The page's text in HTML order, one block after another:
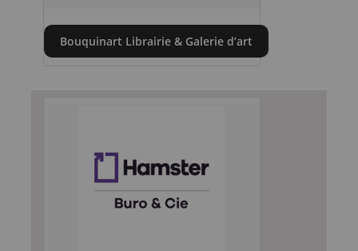
Bouquinart Librairie & Galerie d’art